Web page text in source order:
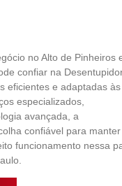
no Alto de Pinheiros
confiar na
eficientes e adaptadas às
especializados,
avançada, a
confiável para
funcionamento nessa